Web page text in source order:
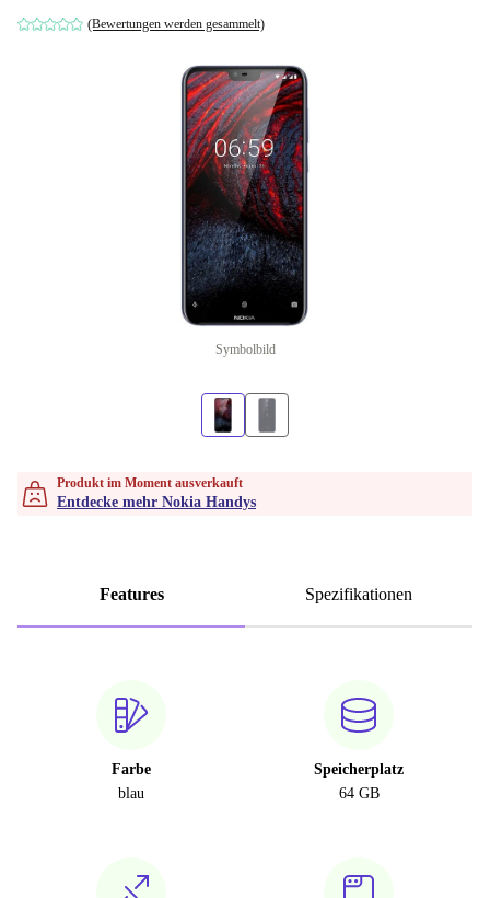
(Bewertungen werden gesammelt)
Symbolbild
Produkt im Moment ausverkauft
Entdecke mehr Nokia Handys
Features Spezifikationen
Farbe
blau
Speicherplatz
64 GB